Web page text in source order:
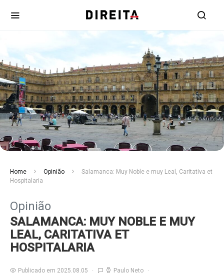
Home Opinião
Salamanca: Muy Noble e muy Leal, Caritativa et
Hospitalaria
Opinião
SALAMANCA: MUY NOBLE E MUY
LEAL, CARITATIVA ET
HOSPITALARIA
Publicado em 2025.08.05 Paulo Neto